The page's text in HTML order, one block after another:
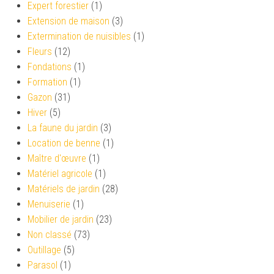
Expert forestier (1)
Extension de maison (3)
Extermination de nuisibles (1)
Fleurs (12)
Fondations (1)
Formation (1)
Gazon (31)
Hiver (5)
La faune du jardin (3)
Location de benne (1)
Maître d'œuvre (1)
Matériel agricole (1)
Matériels de jardin (28)
Menuiserie (1)
Mobilier de jardin (23)
Non classé (73)
Outillage (5)
Parasol (1)